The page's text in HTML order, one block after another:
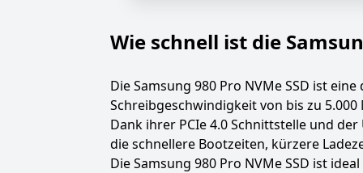
Wie schnell ist die
Die Samsung 980 Pro NVMe SSD ist
Schreibgeschwindigkeit von bis zu
Dank ihrer PCIe 4.0 Schnittstelle und
die schnellere Bootzeiten, kürzere
Die Samsung 980 Pro NVMe SSD ist